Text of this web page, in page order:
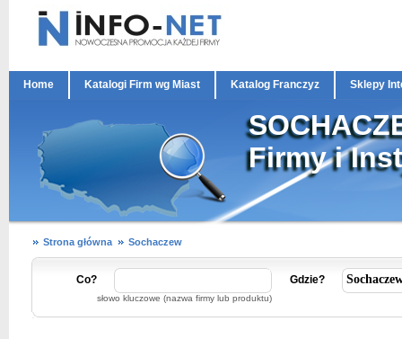
Home Katalogi Firm wg Miast Katalog Franczyz Sklepy
Firmy i
Strona główna Sochaczew
Co?
słowo kluczowe (nazwa firmy lub produktu)
Gdzie?